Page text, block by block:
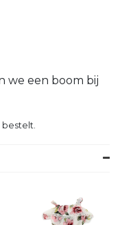
we een boom bij